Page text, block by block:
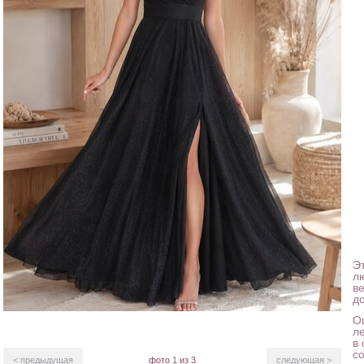
в
< предыдущая фото 1 из 3 следующая >